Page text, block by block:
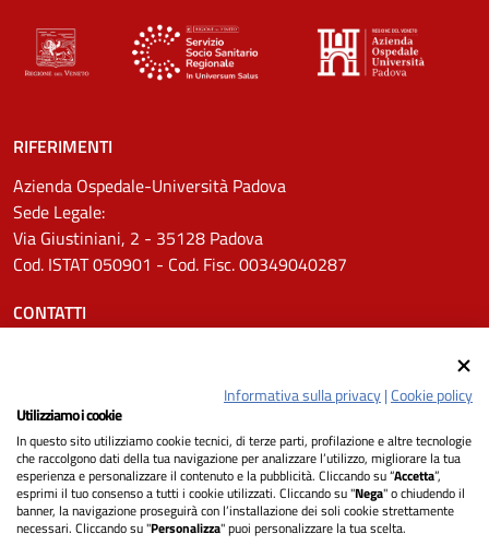
RIFERIMENTI
Azienda Ospedale-Università Padova
Sede Legale:
Via Giustiniani, 2 - 35128 Padova
Cod. ISTAT 050901 - Cod. Fisc. 00349040287
CONTATTI
Pec: protocollo.aopd@pecveneto.it
SEGUICI SU
Informativa sulla privacy|Cookie policy
Utilizziamo i cookie
In questo sito utilizziamo cookie tecnici, di terze parti, profilazione e altre tecnologie
che raccolgono dati della tua navigazione per analizzare l’utilizzo, migliorare la tua
esperienza e personalizzare il contenuto e la pubblicità. Cliccando su “Accetta”,
esprimi il tuo consenso a tutti i cookie utilizzati. Cliccando su "Nega" o chiudendo il
banner, la navigazione proseguirà con l’installazione dei soli cookie strettamente
necessari. Cliccando su "Personalizza" puoi personalizzare la tua scelta.